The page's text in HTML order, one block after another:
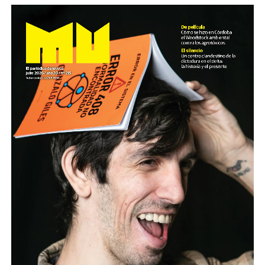
Son personas que se organizan y se movilizan para
defender derechos de toda la
sociedad. Son quienes sufren palos, gases y
humillaciones por estar de pie. Quienes
crean respuestas donde hay impotencia y nuevas
palabras para definir el futuro.
Nuestro homenaje: reunirlas y escucharlas.
Descargar la Mu en PDF